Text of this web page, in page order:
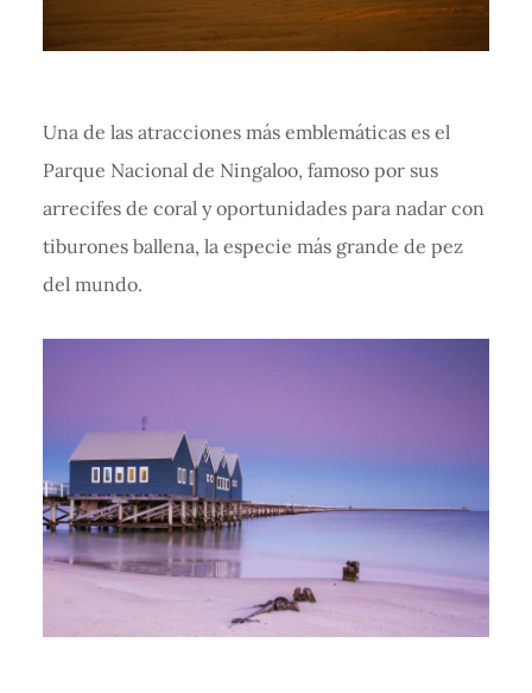
Una de las atracciones más emblemáticas es el
Parque Nacional de Ningaloo, famoso por sus
arrecifes de coral y oportunidades para nadar con
tiburones ballena, la especie más grande de pez
del mundo.